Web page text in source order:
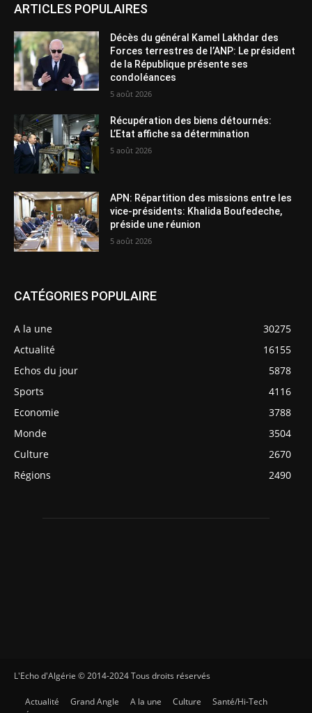
ARTICLES POPULAIRES
Décès du général Kamel Lakhdar des
Forces terrestres de l’ANP: Le président
de la République présente ses
condoléances
5 août 2026
Récupération des biens détournés:
L’Etat affiche sa détermination
5 août 2026
APN: Répartition des missions entre les
vice-présidents: Khalida Boufedeche,
préside une réunion
5 août 2026
CATÉGORIES POPULAIRE
A la une
30275
Actualité
16155
Echos du jour
5878
Sports
4116
Economie
3788
Monde
3504
Culture
2670
Régions
2490
L'Echo d'Algérie © 2014-2024 Tous droits réservés
Actualité Grand Angle A la une Culture
Santé/Hi-Tech